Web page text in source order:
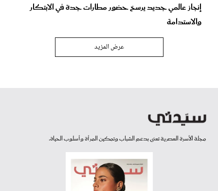
إنجاز عالمي جديد يرسخ حضور مطارات جدة في الابتكار
والاستدامة
عرض المزيد
مجلة الأسرة العصرية تعنى بدعم الشباب وتمكين المرأة وأسلوب الحياة.